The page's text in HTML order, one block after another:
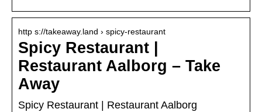
http s://takeaway.land › spicy-restaurant
Spicy Restaurant |
Restaurant Aalborg – Take
Away
Spicy Restaurant | Restaurant Aalborg